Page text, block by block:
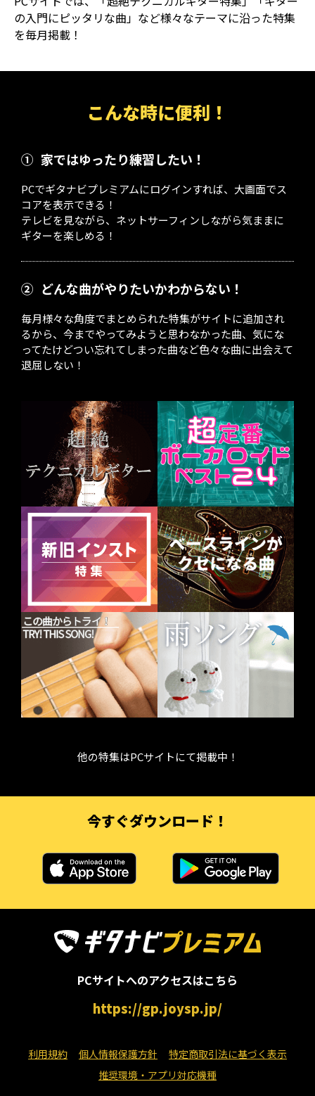
の入門にピッタリな曲」など様々なテーマに沿った特集
を毎月掲載！
こんな時に便利！
① 家ではゆったり練習したい！
PCでギタナビプレミアムにログインすれば、大画面でス
コアを表示できる！
テレビを見ながら、ネットサーフィンしながら気ままに
ギターを楽しめる！
② どんな曲がやりたいかわからない！
毎月様々な角度でまとめられた特集がサイトに追加され
るから、今までやってみようと思わなかった曲、気にな
ってたけどつい忘れてしまった曲など色々な曲に出会えて
退屈しない！
他の特集はPCサイトにて掲載中！
今すぐダウンロード！
PCサイトへのアクセスはこちら
https://gp.joysp.jp/
利用規約 個人情報保護方針
特定商取引法に基づく表示
推奨環境・アプリ対応機種